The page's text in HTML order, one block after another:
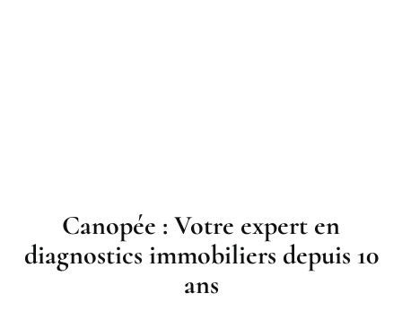
Canopée : Votre expert en
diagnostics immobiliers depuis 10
ans